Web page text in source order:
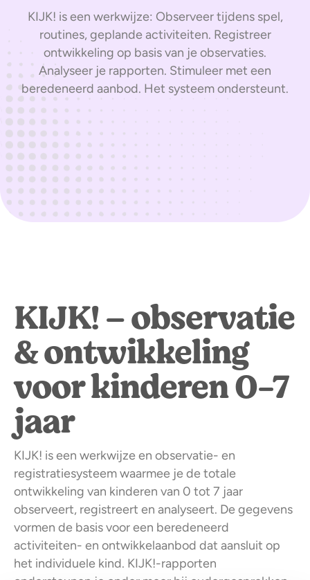
KIJK! is een werkwijze: Observeer tijdens spel,
routines, geplande activiteiten. Registreer
ontwikkeling op basis van je observaties.
Analyseer je rapporten. Stimuleer met een
beredeneerd aanbod. Het systeem ondersteunt.
KIJK! – observatie
& ontwikkeling
voor kinderen 0-7
jaar
KIJK! is een werkwijze en observatie- en
registratiesysteem waarmee je de totale
ontwikkeling van kinderen van 0 tot 7 jaar
observeert, registreert en analyseert. De gegevens
vormen de basis voor een beredeneerd
activiteiten- en ontwikkelaanbod dat aansluit op
het individuele kind. KIJK!-rapporten